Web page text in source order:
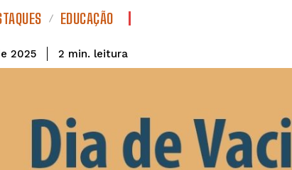
EDUCAÇÃO
2025 2 min. leitura